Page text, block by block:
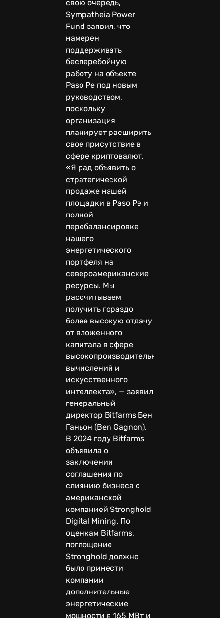
свою очередь,
Sympatheia Power
Fund заявил, что
намерен
поддерживать
бесперебойную
работу на объекте
Paso Pe под новым
руководством,
поскольку
организация
планирует расширить
свое присутствие в
сфере криптовалют.
«Я рад объявить о
стратегической
продаже нашей
площадки в Paso Pe и
полной
перебалансировке
нашего
энергетического
портфеля на
североамериканские
ресурсы. Мы
рассчитываем
получить гораздо
более высокую отдачу
от вложенного
капитала в сфере
высокопроизводительных
вычислений и
искусственного
интеллекта», — заявил
генеральный
директор Bitfarms Бен
Ганьон (Ben Gagnon).
В 2024 году Bitfarms
объявила о
заключении
соглашения по
слиянию бизнеса с
американской
компанией Stronghold
Digital Mining. По
оценкам Bitfarms,
поглощение
Stronghold должно
было принести
компании
дополнительные
энергетические
мощности в 165 МВт и